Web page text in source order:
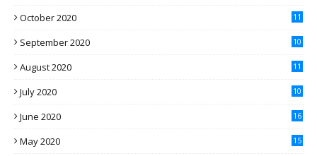
October 2020 11
September 2020 10
August 2020 11
July 2020 10
June 2020 16
May 2020 15